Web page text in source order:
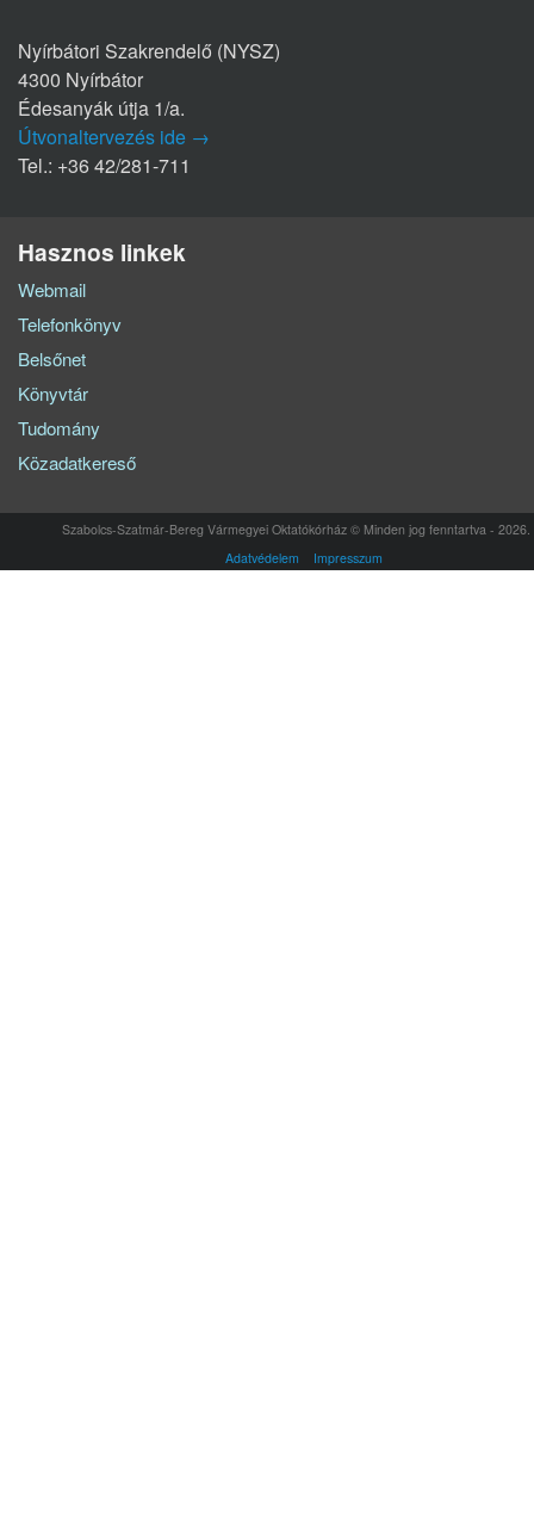
Nyírbátori Szakrendelő (NYSZ)
4300 Nyírbátor
Édesanyák útja 1/a.
Útvonaltervezés ide →
Tel.: +36 42/281-711
Hasznos linkek
Webmail
Telefonkönyv
Belsőnet
Könyvtár
Tudomány
Közadatkereső
Szabolcs-Szatmár-Bereg Vármegyei Oktatókórház © Minden jog fenntartva - 2026.
Adatvédelem
Impresszum